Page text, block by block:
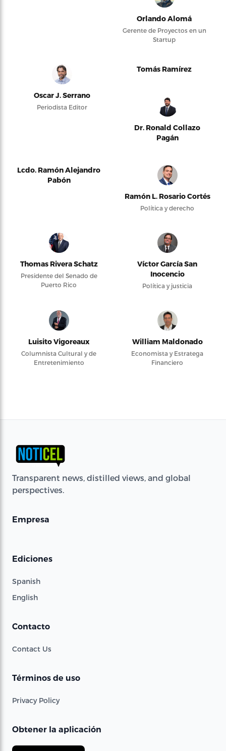
Orlando Alomá
Gerente de Proyectos en un
Startup
Oscar J. Serrano
Periodista Editor
Tomás Ramírez
Dr. Ronald Collazo
Pagán
Lcdo. Ramón Alejandro
Pabón
Ramón L. Rosario Cortés
Política y derecho
Thomas Rivera Schatz
Presidente del Senado de
Puerto Rico
Víctor García San
Inocencio
Política y justicia
Luisito Vigoreaux
Columnista Cultural y de
Entretenimiento
William Maldonado
Economista y Estratega
Financiero
Transparent news, distilled views, and global
perspectives.
Empresa
Ediciones
Spanish
English
Contacto
Contact Us
Términos de uso
Privacy Policy
Obtener la aplicación